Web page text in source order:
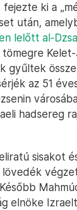
ki a
után,
lelőtt al-
gyűltek
az 51
hadsereg
sisakot
elnöke